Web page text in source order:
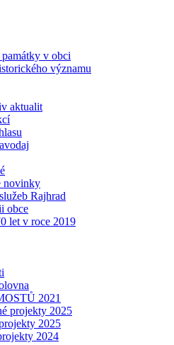
v obci
významu
aktualit
novinky
Rajhrad
obce
let v roce 2019
2021
projekty 2025
2025
2024